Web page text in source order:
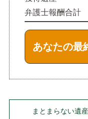
弁護士報酬合計
あなたの最
まとまらない遺